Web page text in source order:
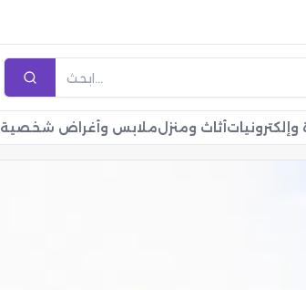
وإلكترونياتأثاث ومنزلملابس وأغراض شخصية